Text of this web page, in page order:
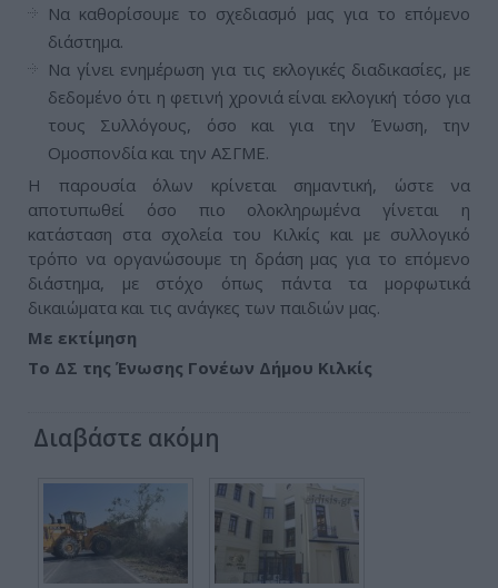
Να καθορίσουμε το σχεδιασμό μας για το επόμενο
διάστημα.
Να γίνει ενημέρωση για τις εκλογικές διαδικασίες, με
δεδομένο ότι η φετινή χρονιά είναι εκλογική τόσο για
τους Συλλόγους, όσο και για την Ένωση, την
Ομοσπονδία και την ΑΣΓΜΕ.
Η παρουσία όλων κρίνεται σημαντική, ώστε να
αποτυπωθεί όσο πιο ολοκληρωμένα γίνεται η
κατάσταση στα σχολεία του Κιλκίς και με συλλογικό
τρόπο να οργανώσουμε τη δράση μας για το επόμενο
διάστημα, με στόχο όπως πάντα τα μορφωτικά
δικαιώματα και τις ανάγκες των παιδιών μας.
Με εκτίμηση
Το ΔΣ της Ένωσης Γονέων Δήμου Κιλκίς
Διαβάστε ακόμη